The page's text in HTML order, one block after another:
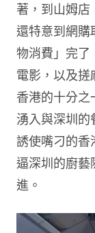
著，到山姆店
還特意到網購
物消費」完了
電影，以及
香港的十分之
湧入與深圳的
誘使嘴刁的香
逼深圳的廚藝
進。